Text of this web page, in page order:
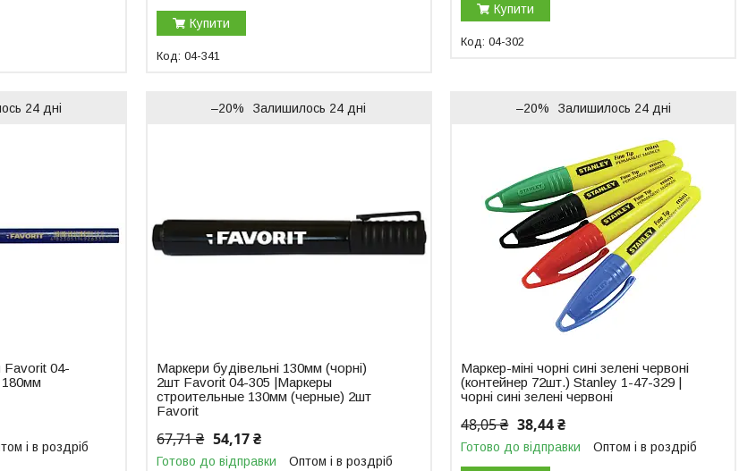
Купити
04-341
Купити
04-302
24 дні
Favorit 04-
і в роздріб
–20% Залишилось 24 дні
Маркери будівельні 130мм (чорні)
2шт Favorit 04-305 |Маркеры
строительные 130мм (черные) 2шт
Favorit
67,71 ₴ 54,17 ₴
Готово до відправки Оптом і в роздріб
–20% Залишилось 24 дні
Маркер-міні чорні сині зелені червоні
(контейнер 72шт.) Stanley 1-47-329 |
чорні сині зелені червоні
48,05 ₴ 38,44 ₴
Готово до відправки Оптом і в роздріб